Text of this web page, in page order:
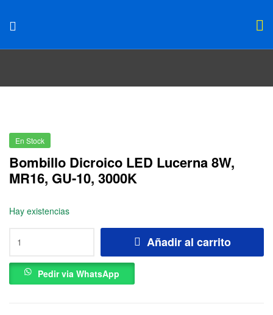
En Stock
Bombillo Dicroico LED Lucerna 8W,
MR16, GU-10, 3000K
Hay existencias
Añadir al carrito
Pedir via WhatsApp